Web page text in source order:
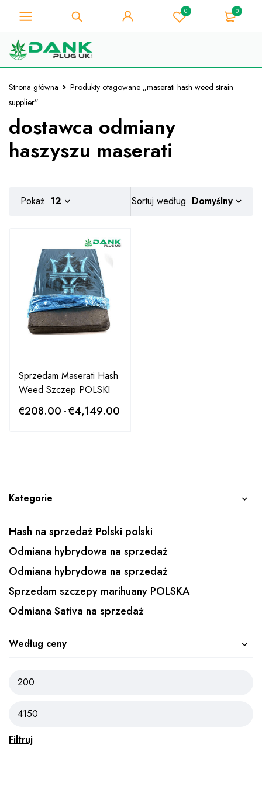
0 0
Strona główna
Produkty otagowane „maserati hash weed strain
supplier”
dostawca odmiany
haszyszu maserati
Kategorie
Hash na sprzedaż Polski polski
Odmiana hybrydowa na sprzedaż
Odmiana hybrydowa na sprzedaż
Sprzedam szczepy marihuany POLSKA
Odmiana Sativa na sprzedaż
Według ceny
Filtruj
Sortuj według Domyślny
Pokaż 12
Sprzedam Maserati Hash
Weed Szczep POLSKI
€208.00-€4,149.00
Dla miłośnika chwastów - Uzyskaj
natychmiastowy rabat 10% przy
"WELCOME10"